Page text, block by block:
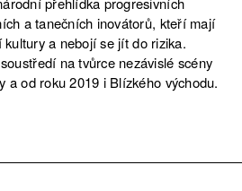
a tanečních inovátorů, kteří mají
kultury a nebojí se jít do rizika.
na tvůrce nezávislé scény
a od roku 2019 i Blízkého východu.